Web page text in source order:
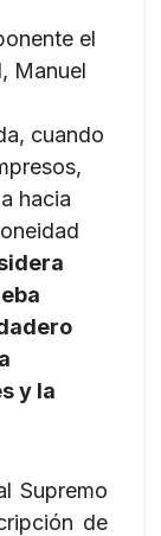
el
Manuel
cuando
hacia
y la
Supremo
de